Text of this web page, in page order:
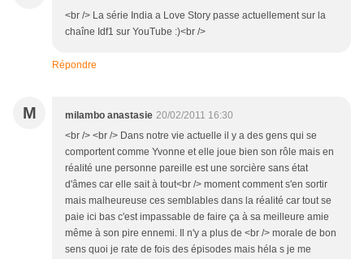
<br /> La série India a Love Story passe actuellement sur la
chaîne Idf1 sur YouTube :)<br />
Répondre
M milambo anastasie 20/02/2011 16:30
<br /> <br /> Dans notre vie actuelle il y a des gens qui se
comportent comme Yvonne et elle joue bien son rôle mais en
réalité une personne pareille est une sorcière sans état
d'âmes car elle sait à tout<br /> moment comment s'en sortir
mais malheureuse ces semblables dans la réalité car tout se
paie ici bas c'est impassable de faire ça à sa meilleure amie
même à son pire ennemi. Il n'y a plus de <br /> morale de bon
sens quoi je rate de fois des épisodes mais héla s je me